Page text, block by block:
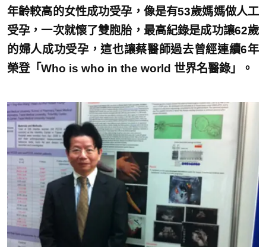
年齡較高的女性成功受孕，像是有53歲媽媽做人工
受孕，一次就懷了雙胞胎，最高紀錄是成功讓62歲
的婦人成功受孕，這也讓蔡醫師過去曾經連續6年
榮登「Who is who in the world 世界名醫錄」。